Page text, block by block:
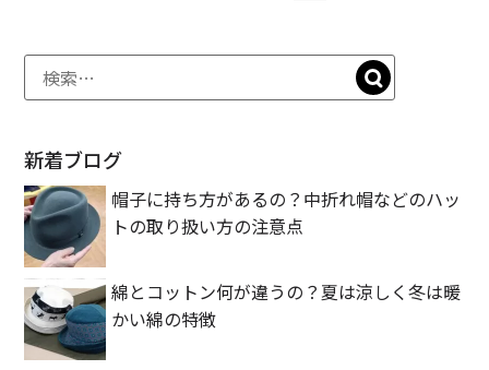
新着ブログ
帽子に持ち方があるの？中折れ帽などのハッ
トの取り扱い方の注意点
綿とコットン何が違うの？夏は涼しく冬は暖
かい綿の特徴